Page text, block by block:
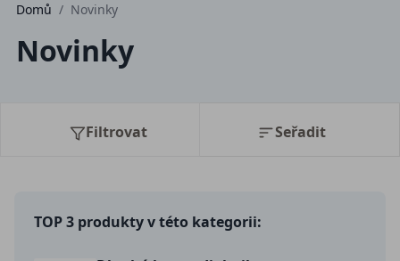
Domů / Novinky
Novinky
Filtrovat Seřadit
TOP 3 produkty v této kategorii: